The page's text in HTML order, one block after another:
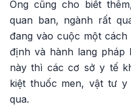
Ông cũng cho biết
quan ban, ngành rất
đang vào cuộc một
định và hành lang pháp
này thì các cơ sở y tế
kiệt thuốc men, vật tư
qua.